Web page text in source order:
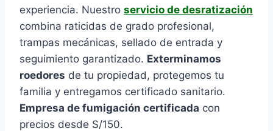
experiencia. Nuestro servicio de desratización
combina raticidas de grado profesional,
trampas mecánicas, sellado de entrada y
seguimiento garantizado. Exterminamos
roedores de tu propiedad, protegemos tu
familia y entregamos certificado sanitario.
Empresa de fumigación certificada con
precios desde S/150.